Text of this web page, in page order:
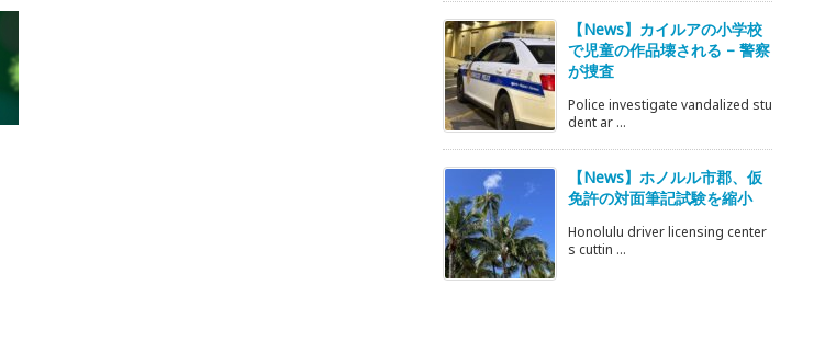
【News】カイルアの小学校
で児童の作品壊される – 警察
が捜査
Police investigate vandalized stu
dent ar ...
【News】ホノルル市郡、仮
免許の対面筆記試験を縮小
Honolulu driver licensing center
s cuttin ...